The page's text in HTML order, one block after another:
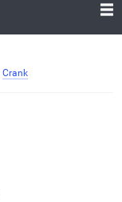
Crank